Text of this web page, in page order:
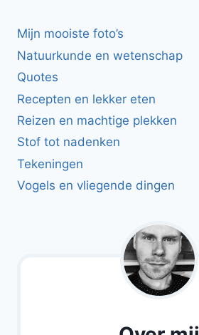
Mijn mooiste foto’s
Natuurkunde en wetenschap
Quotes
Recepten en lekker eten
Reizen en machtige plekken
Stof tot nadenken
Tekeningen
Vogels en vliegende dingen